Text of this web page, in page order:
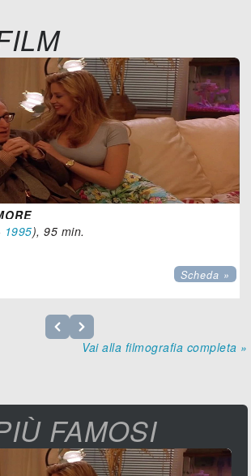
1995), 95 min.
Scheda »
Vai alla filmografia completa »
FAMOSI